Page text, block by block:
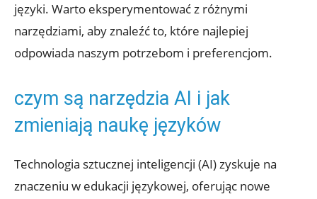
‌języki. Warto eksperymentować z różnymi
narzędziami, ‍aby ⁢znaleźć to, które⁣ najlepiej
odpowiada naszym potrzebom ‍i⁤ preferencjom.
czym są​ narzędzia AI i jak
zmieniają naukę⁣ języków
Technologia sztucznej ⁢inteligencji (AI) zyskuje na
znaczeniu w edukacji ⁢językowej, oferując nowe